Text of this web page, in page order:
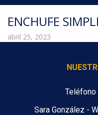
ENCHUFE
abril 25, 2023
Teléfono
Sara González -